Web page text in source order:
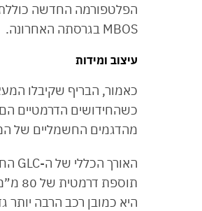
MBOS בגרסתה האחרונה.
עיצוב ומידות
כאמור, הבריף שקיבלו
כשהחידושים הדרמטיים
מהדגמים החשמליים של
היא כמובן רכב הרבה יותר